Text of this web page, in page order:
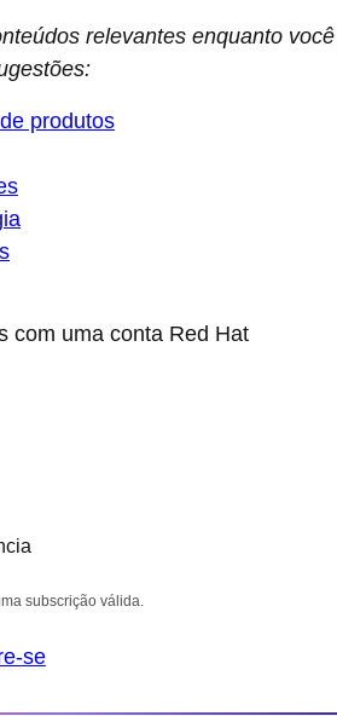
relevantes enquanto você
produtos
com uma conta Red Hat
subscrição válida.
se